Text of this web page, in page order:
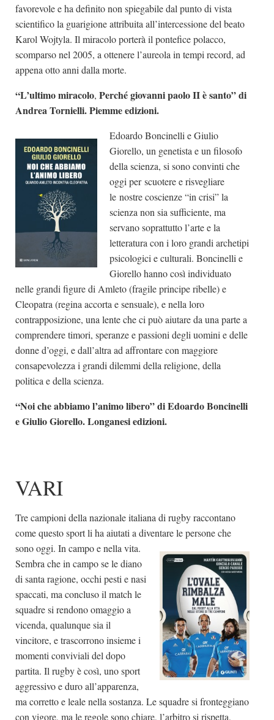
favorevole e ha definito non spiegabile dal punto di vista
scientifico la guarigione attribuita all’intercessione del beato
Karol Wojtyla. Il miracolo porterà il pontefice polacco,
scomparso nel 2005, a ottenere l’aureola in tempi record, ad
appena otto anni dalla morte.
“L’ultimo miracolo, Perché giovanni paolo II è santo” di
Andrea Tornielli. Piemme edizioni.
Edoardo Boncinelli e Giulio
Giorello, un genetista e un filosofo
della scienza, si sono convinti che
oggi per scuotere e risvegliare
le nostre coscienze “in crisi” la
scienza non sia sufficiente, ma
servano soprattutto l’arte e la
letteratura con i loro grandi archetipi
psicologici e culturali. Boncinelli e
Giorello hanno così individuato
nelle grandi figure di Amleto (fragile principe ribelle) e
Cleopatra (regina accorta e sensuale), e nella loro
contrapposizione, una lente che ci può aiutare da una parte a
comprendere timori, speranze e passioni degli uomini e delle
donne d’oggi, e dall’altra ad affrontare con maggiore
consapevolezza i grandi dilemmi della religione, della
politica e della scienza.
“Noi che abbiamo l’animo libero” di Edoardo Boncinelli
e Giulio Giorello. Longanesi edizioni.
VARI
Tre campioni della nazionale italiana di rugby raccontano
come questo sport li ha aiutati a diventare le persone che
sono oggi. In campo e nella vita.
Sembra che in campo se le diano
di santa ragione, occhi pesti e nasi
spaccati, ma concluso il match le
squadre si rendono omaggio a
vicenda, qualunque sia il
vincitore, e trascorrono insieme i
momenti conviviali del dopo
partita. Il rugby è così, uno sport
aggressivo e duro all’apparenza,
ma corretto e leale nella sostanza. Le squadre si fronteggiano
con vigore, ma le regole sono chiare, l’arbitro si rispetta,